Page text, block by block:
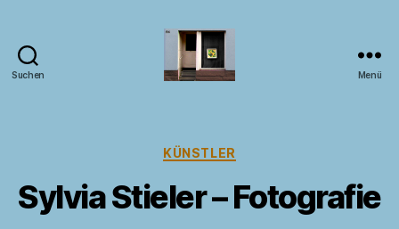
Suchen Menü
Kategorien
KÜNSTLER
Sylvia Stieler – Fotografie